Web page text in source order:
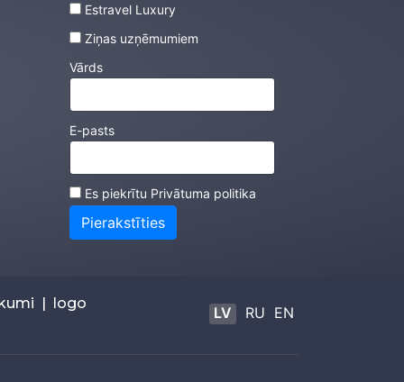
Estravel Luxury
Ziņas uzņēmumiem
Vārds
E-pasts
Es piekrītu Privātuma politika
Pierakstīties
| logo
LV RU EN